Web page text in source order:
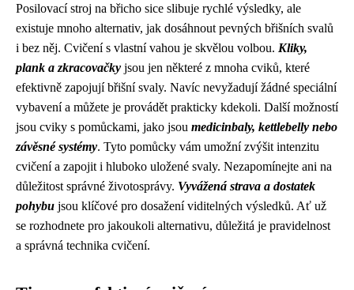
Posilovací stroj na břicho sice slibuje rychlé výsledky, ale
existuje mnoho alternativ, jak dosáhnout pevných břišních svalů
i bez něj. Cvičení s vlastní vahou je skvělou volbou. Kliky,
plank a zkracovačky jsou jen některé z mnoha cviků, které
efektivně zapojují břišní svaly. Navíc nevyžadují žádné speciální
vybavení a můžete je provádět prakticky kdekoli. Další možností
jsou cviky s pomůckami, jako jsou medicinbaly, kettlebelly nebo
závěsné systémy. Tyto pomůcky vám umožní zvýšit intenzitu
cvičení a zapojit i hluboko uložené svaly. Nezapomínejte ani na
důležitost správné životosprávy. Vyvážená strava a dostatek
pohybu jsou klíčové pro dosažení viditelných výsledků. Ať už
se rozhodnete pro jakoukoli alternativu, důležitá je pravidelnost
a správná technika cvičení.